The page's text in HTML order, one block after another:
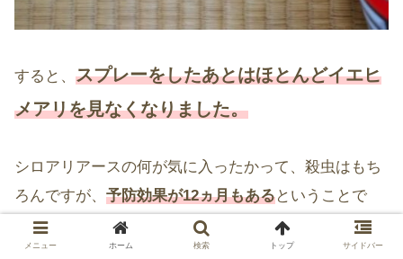
すると、 スプレーをしたあとはほとんどイエヒ
メアリを見なくなりました。
シロアリアースの何が気に入ったかって、殺虫はもち
ろんですが、 予防効果が12ヵ月もあるということで
す！
メニュー ホーム 検索 トップ サイドバー